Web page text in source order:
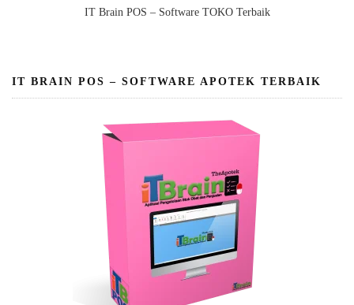
IT Brain POS – Software TOKO Terbaik
IT BRAIN POS – SOFTWARE APOTEK TERBAIK